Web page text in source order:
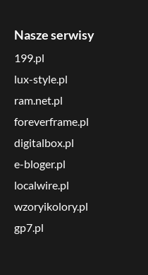
Nasze serwisy
199.pl
lux-style.pl
ram.net.pl
foreverframe.pl
digitalbox.pl
e-bloger.pl
localwire.pl
wzoryikolory.pl
gp7.pl